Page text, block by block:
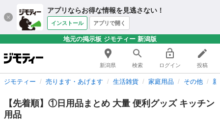
アプリならお得な情報を見逃さない！
インストール アプリで開く
地元の掲示板 ジモティー 新潟版
新潟県 検索 ログイン 投稿
ジモティー 売ります・あげます 生活雑貨 家庭用品 その他
【先着順】①日用品まとめ 大量 便利グッズ キッチン
用品